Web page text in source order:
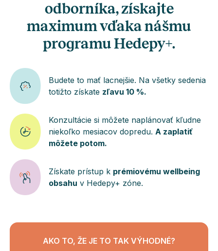
odborníka, získajte
maximum vďaka nášmu
programu Hedepy+.
Budete to mať lacnejšie. Na všetky sedenia
totižto získate zľavu 10 %.
Konzultácie si môžete naplánovať kľudne
niekoľko mesiacov dopredu. A zaplatiť
môžete potom.
Získate prístup k prémiovému wellbeing
obsahu v Hedepy+ zóne.
AKO TO, ŽE JE TO TAK VÝHODNÉ?